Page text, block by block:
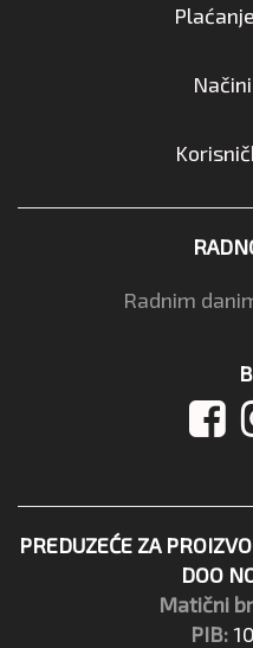
Radnim
PREDUZEĆE ZA
DOO
Matični
PIB: